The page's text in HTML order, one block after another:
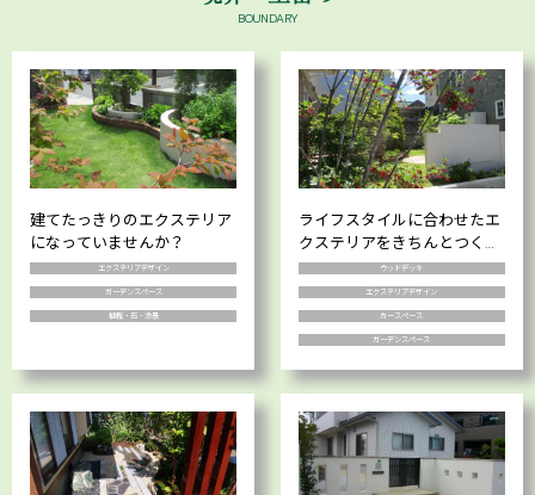
BOUNDARY
建てたっきりのエクステリア
になっていませんか？
エクステリアデザイン
ガーデンスペース
植栽・石・添景
ライフスタイルに合わせたエ
クステリアをきちんとつくる
と快適に暮らせます！
ウッドデッキ
エクステリアデザイン
カースペース
ガーデンスペース